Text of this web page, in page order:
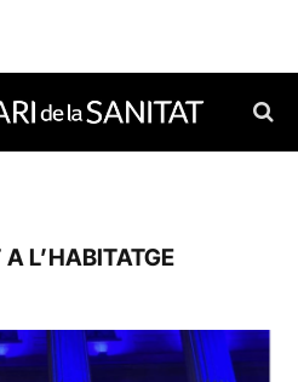
A L’HABITATGE